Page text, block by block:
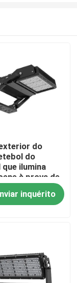
do
do
ilumina
à prova de
inquérito